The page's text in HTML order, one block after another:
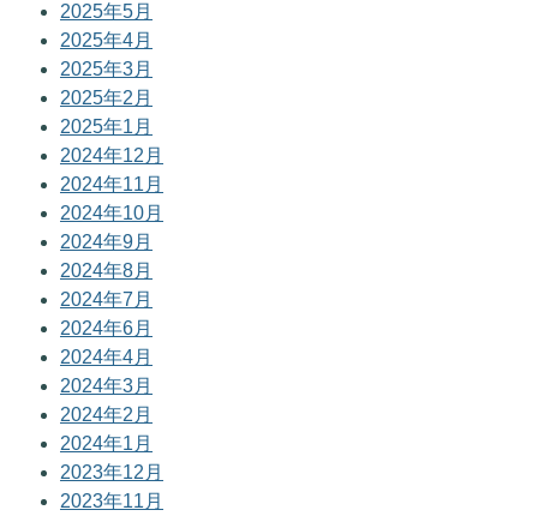
2025年5月
2025年4月
2025年3月
2025年2月
2025年1月
2024年12月
2024年11月
2024年10月
2024年9月
2024年8月
2024年7月
2024年6月
2024年4月
2024年3月
2024年2月
2024年1月
2023年12月
2023年11月